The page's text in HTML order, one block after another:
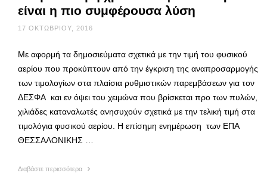
είναι η πιο συμφέρουσα λύση
17 ΟΚΤΩΒΡΊΟΥ, 2016
Με αφορμή τα δημοσιεύματα σχετικά με την τιμή του φυσικού
αερίου που προκύπτουν από την έγκριση της αναπροσαρμογής
των τιμολογίων στα πλαίσια ρυθμιστικών παρεμβάσεων για τον
ΔΕΣΦΑ και εν όψει του χειμώνα που βρίσκεται προ των πυλών,
χιλιάδες καταναλωτές ανησυχούν σχετικά με την τελική τιμή στα
τιμολόγια φυσικού αερίου. Η επίσημη ενημέρωση των ΕΠΑ
ΘΕΣΣΑΛΟΝΙΚΗΣ …
Διαβάστε περισσότερα